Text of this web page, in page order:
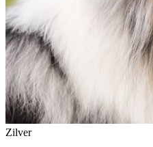
Zilver